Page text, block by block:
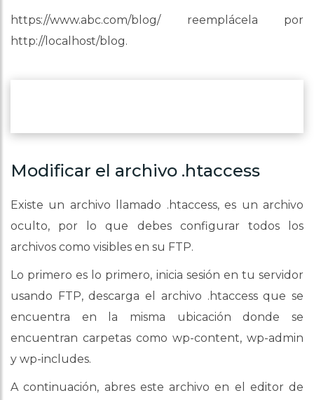
https://www.abc.com/blog/ reemplácela por
http://localhost/blog.
Modificar el archivo .htaccess
Existe un archivo llamado .htaccess, es un archivo
oculto, por lo que debes configurar todos los
archivos como visibles en su FTP.
Lo primero es lo primero, inicia sesión en tu servidor
usando FTP, descarga el archivo .htaccess que se
encuentra en la misma ubicación donde se
encuentran carpetas como wp-content, wp-admin
y wp-includes.
A continuación, abres este archivo en el editor de